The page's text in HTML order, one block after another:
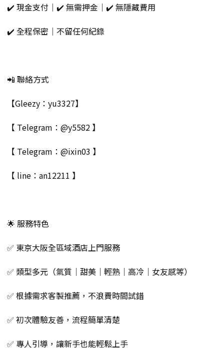
✔️ 現金支付｜✔️ 無需押金｜✔️ 無隱藏費用
✔️ 全程保密｜不留任何紀錄
📲 聯絡方式
【Gleezy：yu3327】
【 Telegram：@y5582 】
【 Telegram：@ixin03 】
【 line：an12211 】
🌟 服務特色
✅ 東京大阪全區域酒店上門服務
✅ 類型多元（氣質｜甜美｜輕熟｜高冷｜女友感等）
✅ 根據需求客製推薦，不浪費時間試錯
✅ 初次體驗友善，流程簡單清楚
✅ 專人引導，讓新手也能輕鬆上手